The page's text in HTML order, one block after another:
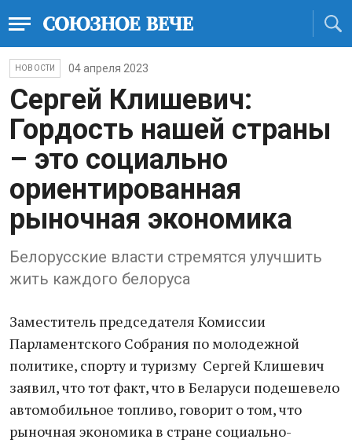
НОВОСТИ 04 апреля 2023
Сергей Клишевич:
Гордость нашей страны
– это социально
ориентированная
рыночная экономика
Белорусские власти стремятся улучшить
жить каждого белоруса
Заместитель председателя Комиссии
Парламентского Собрания по молодежной
политике, спорту и туризму Сергей Клишевич
заявил, что тот факт, что в Беларуси подешевело
автомобильное топливо, говорит о том, что
рыночная экономика в стране социально-